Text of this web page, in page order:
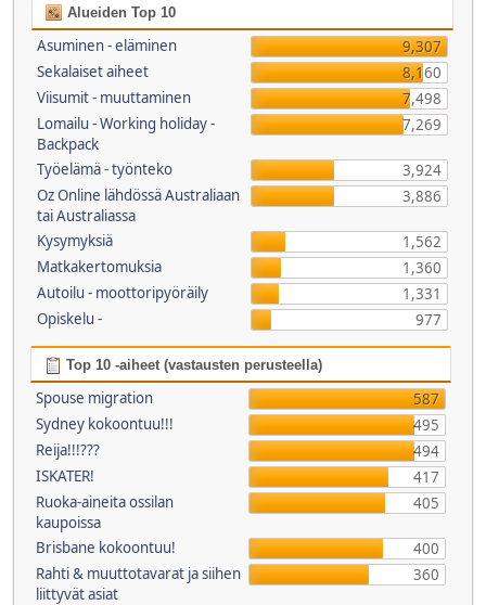
Alueiden Top 10
Asuminen - eläminen
9,307
Sekalaiset aiheet
8,160
Viisumit - muuttaminen
7,498
Lomailu - Working holiday -
Backpack
7,269
Työelämä - työnteko
3,924
Oz Online lähdössä Australiaan
tai Australiassa
3,886
Kysymyksiä
1,562
Matkakertomuksia
1,360
Autoilu - moottoripyöräily
1,331
Opiskelu -
977
Top 10 -aiheet (vastausten perusteella)
Spouse migration
587
Sydney kokoontuu!!!
495
Reija!!!???
494
ISKATER!
417
Ruoka-aineita ossilan
kaupoissa
405
Brisbane kokoontuu!
400
Rahti & muuttotavarat ja siihen
liittyvät asiat
360